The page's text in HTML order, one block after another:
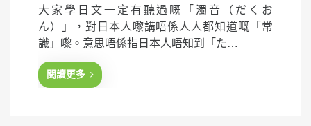
s
t
e
d
大家學日文一定有聽過嘅「濁音（だくお
ん）」，對日本人嚟講唔係人人都知道嘅「常
識」嚟。意思唔係指日本人唔知到「た…
閱讀更多